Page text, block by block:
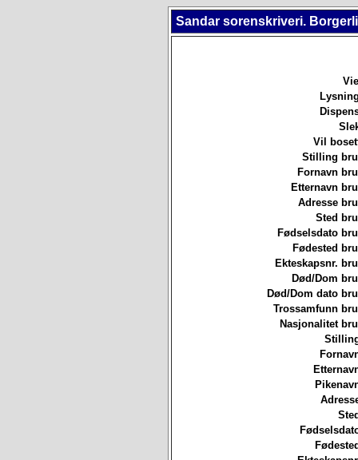
Sandar sorenskriveri.
Vil
Stilling
Fornavn
Etternavn
Adresse
Sted
Fødselsdato
Fødested
Ekteskapsnr.
Død/Dom
Død/Dom dato
Trossamfunn
Nasjonalitet